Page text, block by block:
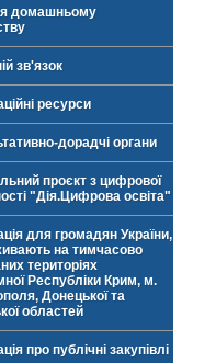
домашньому
зв'язок
ресурси
дорадчі органи
проєкт з цифрової
"Дія.Цифрова освіта"
для громадян України,
на тимчасово
територіях
Республіки Крим, м.
Донецької та
областей
про публічні закупівлі